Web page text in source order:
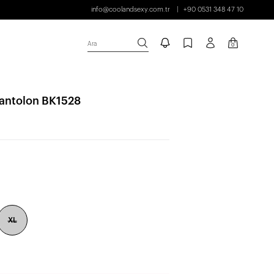
info@coolandsexy.com.tr +90 0531 348 47 10
Ara 0
BK1528
XL